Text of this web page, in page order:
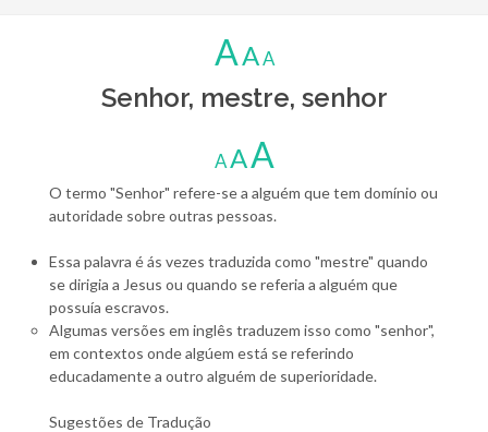
AAA
Senhor, mestre, senhor
AAA
O termo "Senhor" refere-se a alguém que tem domínio ou
autoridade sobre outras pessoas.
Essa palavra é ás vezes traduzida como "mestre" quando
se dirigia a Jesus ou quando se referia a alguém que
possuía escravos.
Algumas versões em inglês traduzem isso como "senhor",
em contextos onde algúem está se referindo
educadamente a outro alguém de superioridade.
Sugestões de Tradução